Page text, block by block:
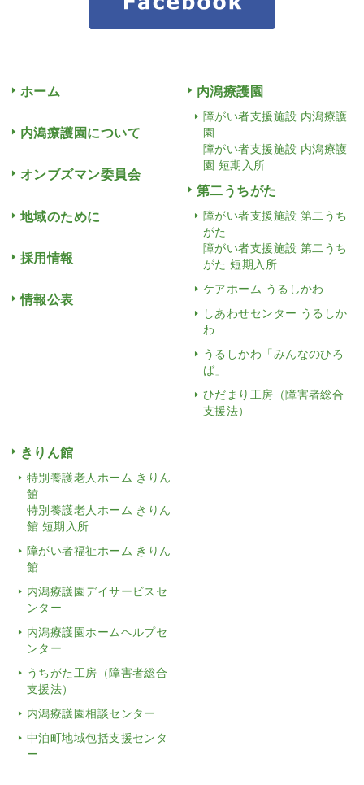
ホーム
内潟療護園について
オンブズマン委員会
地域のために
採用情報
情報公表
内潟療護園
障がい者支援施設 内潟療護
園
障がい者支援施設 内潟療護
園 短期入所
第二うちがた
障がい者支援施設 第二うち
がた
障がい者支援施設 第二うち
がた 短期入所
ケアホーム うるしかわ
しあわせセンター うるしか
わ
うるしかわ「みんなのひろ
ば」
ひだまり工房（障害者総合
支援法）
きりん館
特別養護老人ホーム きりん
館
特別養護老人ホーム きりん
館 短期入所
障がい者福祉ホーム きりん
館
内潟療護園デイサービスセ
ンター
内潟療護園ホームヘルプセ
ンター
うちがた工房（障害者総合
支援法）
内潟療護園相談センター
中泊町地域包括支援センタ
ー